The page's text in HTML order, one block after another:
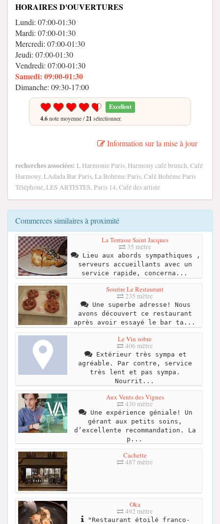
HORAIRES D'OUVERTURES
Lundi: 07:00-01:30
Mardi: 07:00-01:30
Mercredi: 07:00-01:30
Jeudi: 07:00-01:30
Vendredi: 07:00-01:30
Samedi: 09:00-01:30
Dimanche: 09:30-17:00
Excellent
4.6note moyenne /21 sélectionner.
Information sur la mise à jour
recherches associées: L Harmonie Paris, Harmony café brunch, Café
Harmony, LAdada Bar Paris, La Bohème Paris, Café Bohème Paris
Téléphone, LES ARTISTES, Paris 14, Café des artiste
Commerces similaires à proximité
La Terrasse Saint Jacques
35 mètre
Lieu aux abords sympathiques ,
serveurs accueillants avec un
service rapide, concerna...
Sourire Le Restaurant
235 mètre
Une superbe adresse! Nous
avons découvert ce restaurant
après avoir essayé le bar ta...
Le Vin sobre
406 mètre
Extérieur très sympa et
agréable. Par contre, service
très lent et pas sympa.
Nourrit...
Aux Vents des Vignes
430 mètre
Une expérience géniale! Un
gérant aux petits soins,
d’excellente recommandation. La
p...
Cachette
487 mètre
Oka
492 mètre
"Restaurant étoilé franco-